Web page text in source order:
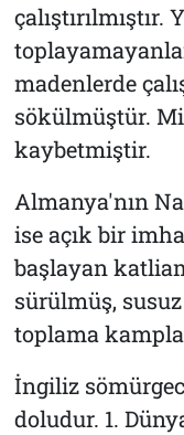
madenlerde
sökülmüştür.
kaybetmiştir.
Almanya'nın
ise açık bir
başlayan
sürülmüş,
toplama
İngiliz
doludur. 1.